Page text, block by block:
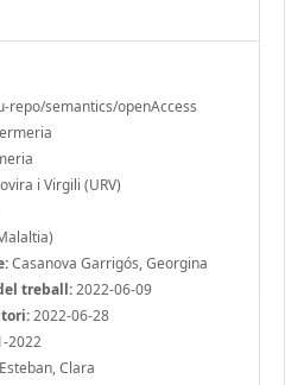
repo/semantics/openAccess
i Virgili (URV)
Casanova Garrigós, Georgina
treball:2022-06-09
2022-06-28
2022
Clara